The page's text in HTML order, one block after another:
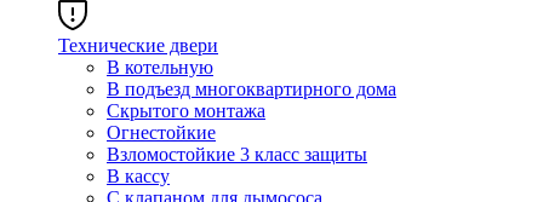
Технические двери
В котельную
В подъезд многоквартирного дома
Скрытого монтажа
Огнестойкие
Взломостойкие 3 класс защиты
В кассу
С клапаном для дымососа